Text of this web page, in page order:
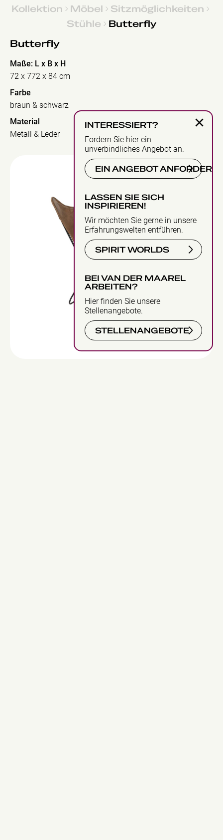
×
INTERESSIERT?
Fordern Sie hier ein
unverbindliches Angebot an.
EIN ANGEBOT ANFORDERN
LASSEN SIE SICH
INSPIRIEREN!
Wir möchten Sie gerne in unsere
Erfahrungswelten entführen.
SPIRIT WORLDS
BEI VAN DER MAAREL
ARBEITEN?
Hier finden Sie unsere
Stellenangebote.
STELLENANGEBOTE
Kollektion Möbel
Sitzmöglichkeiten
Stühle
Butterfly
Butterfly
Maße: L x B x H
72 x 772 x 84 cm
Farbe
braun & schwarz
Material
Metall & Leder